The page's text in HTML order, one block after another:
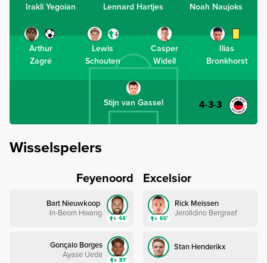
Stijn van Gassel
Ilias
Bronkhorst
Casper
Widell
Lewis
Schouten
Arthur
Zagré
Noah Naujoks
Lennard Hartjes
Irakli Yegoian
4-3-3
Wisselspelers
Feyenoord
Bart Nieuwkoop
In-Beom Hwang
44’
Gonçalo Borges
Ayase Ueda
81’
Excelsior
Rick Meissen
Jerolldino Bergraaf
60’
Stan Henderikx